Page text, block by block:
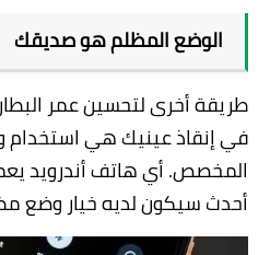
الوضع المظلم هو صديقك
طريقة أخرى لتحسين عمر
في إنقاذ عينيك هي
المخصص. أي هاتف أندرويد
أحدث سيكون لديه خيار